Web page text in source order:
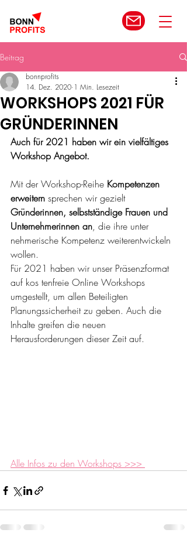
Beitrag
WORKSHOPS 2021 FÜR
GRÜNDERINNEN
bonnprofits
14. Dez. 2020 1 Min. Lesezeit
Auch für 2021 haben wir ein vielfältiges
Workshop Angebot.
Mit der Workshop-Reihe Kompetenzen
erweitern sprechen wir gezielt
Gründerinnen, selbstständige Frauen und
Unternehmerinnen an, die ihre unter­
nehmerische Kompetenz weiterentwickeln
wollen.
Für 2021 haben wir unser Präsenzformat
auf kos­ tenfreie Online Workshops
umgestellt, um allen Beteiligten
Planungssicherheit zu geben. Auch die
Inhalte greifen die neuen
Herausforderungen dieser Zeit auf.
Alle Infos zu den Workshops >>>